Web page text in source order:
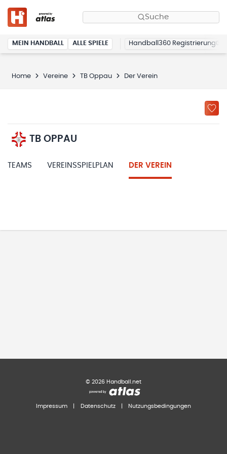
Suche
MEIN HANDBALL ALLE SPIELE Handball360 Registrierung
Home Vereine TB Oppau Der Verein
TB OPPAU
TEAMS VEREINSSPIELPLAN DER VEREIN
© 2026 Handball.net
Impressum Datenschutz Nutzungsbedingungen